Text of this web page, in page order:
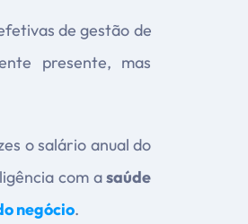
de gestão de
presente, mas
o salário anual do
com asaúde
negócio.